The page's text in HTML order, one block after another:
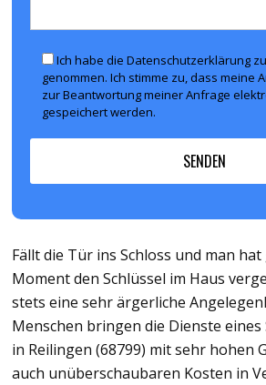
Ich habe die Datenschutzerklärung
genommen. Ich stimme zu, dass meine
zur Beantwortung meiner Anfrage
gespeichert werden.
Fällt die Tür ins Schloss und man
Moment den Schlüssel im Haus
stets eine sehr ärgerliche
Menschen bringen die Dienste eines
in Reilingen (68799) mit sehr hohen
auch unüberschaubaren Kosten in